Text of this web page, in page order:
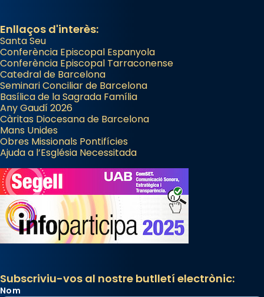
Enllaços d'interès:
Santa Seu
Conferència Episcopal Espanyola
Conferència Episcopal Tarraconense
Catedral de Barcelona
Seminari Conciliar de Barcelona
Basílica de la Sagrada Família
Any Gaudí 2026
Càritas Diocesana de Barcelona
Mans Unides
Obres Missionals Pontifícies
Ajuda a l’Església Necessitada
Subscriviu-vos al nostre butlletí electrònic:
Nom